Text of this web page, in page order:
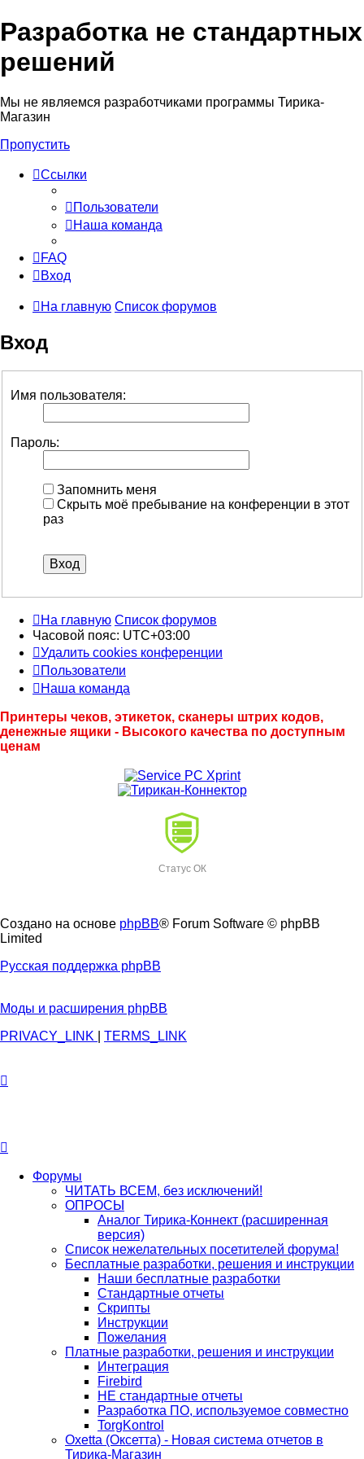
Разработка не стандартных
решений
Мы не являемся разработчиками программы Тирика-
Магазин
Пропустить
Ссылки
Пользователи
Наша команда
FAQ
Вход
На главную Список форумов
Вход
Имя пользователя:
Пароль:
Запомнить меня
Скрыть моё пребывание на конференции в этот
раз
На главную Список форумов
Часовой пояс: UTC+03:00
Удалить cookies конференции
Пользователи
Наша команда
Принтеры чеков, этикеток, сканеры штрих кодов,
денежные ящики - Высокого качества по доступным
ценам
Статус ОК
Создано на основе phpBB® Forum Software © phpBB
Limited
Русская поддержка phpBB
Моды и расширения phpBB
PRIVACY_LINK
TERMS_LINK
Форумы
ЧИТАТЬ ВСЕМ, без исключений!
ОПРОСЫ
Аналог Тирика-Коннект (расширенная
версия)
Список нежелательных посетителей форума!
Бесплатные разработки, решения и инструкции
Наши бесплатные разработки
Стандартные отчеты
Скрипты
Инструкции
Пожелания
Платные разработки, решения и инструкции
Интеграция
Firebird
НЕ стандартные отчеты
Разработка ПО, используемое совместно
TorgKontrol
Oxetta (Оксетта) - Новая система отчетов в
Тирика-Магазин